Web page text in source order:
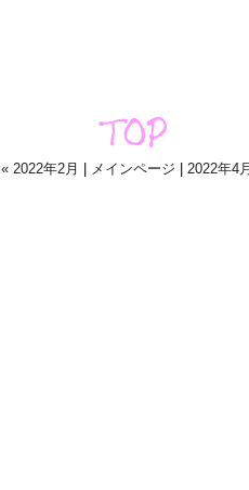
« 2022年2月 メインページ 2022年4